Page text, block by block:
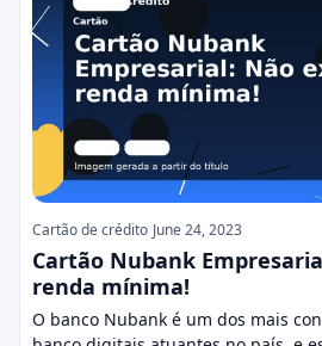
Cartão de crédito June 24, 2023
Cartão Nubank
renda mínima!
O banco Nubank é um dos mais